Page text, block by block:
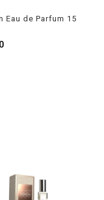
Eau de Parfum 15